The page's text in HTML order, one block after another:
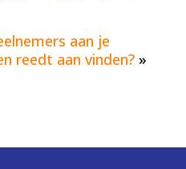
aan je
reedt aan vinden?»